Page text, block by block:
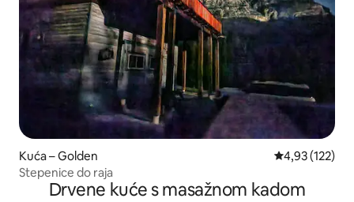
Kuća – Golden Prosječna
4,93 (122)
Stepenice do raja
Drvene kuće s masažnom kadom